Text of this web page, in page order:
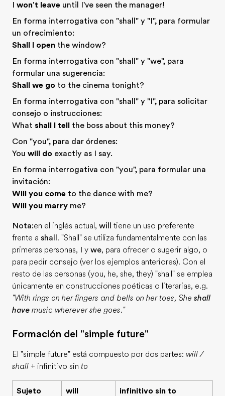
I won't leave until I've seen the manager!
En forma interrogativa con "shall" y "I", para formular
un ofrecimiento:
Shall I open the window?
En forma interrogativa con "shall" y "we", para
formular una sugerencia:
Shall we go to the cinema tonight?
En forma interrogativa con "shall" y "I", para solicitar
consejo o instrucciones:
What shall I tell the boss about this money?
Con "you", para dar órdenes:
You will do exactly as I say.
En forma interrogativa con "you", para formular una
invitación:
Will you come to the dance with me?
Will you marry me?
Nota:en el inglés actual, will
tiene un uso preferente
frente a shall . "Shall" se utiliza fundamentalmente con las
primeras personas, I y we, para ofrecer o sugerir algo, o
para pedir consejo (ver los ejemplos anteriores). Con el
resto de las personas (you, he, she, they) "shall" se emplea
únicamente en construcciones poéticas o literarias, e.g.
"With rings on her fingers and bells on her toes, She shall
have music wherever she goes."
Formación del "simple future"
El "simple future" está compuesto por dos partes: will /
shall + infinitivo sin to
Sujeto will infinitivo sin to